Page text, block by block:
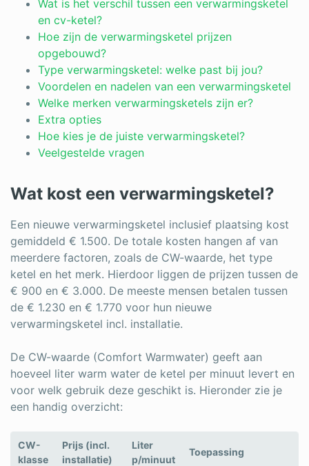
Wat is het verschil tussen een verwarmingsketel
en cv-ketel?
Hoe zijn de verwarmingsketel prijzen
opgebouwd?
Type verwarmingsketel: welke past bij jou?
Voordelen en nadelen van een verwarmingsketel
Welke merken verwarmingsketels zijn er?
Extra opties
Hoe kies je de juiste verwarmingsketel?
Veelgestelde vragen
Wat kost een verwarmingsketel?
Een nieuwe verwarmingsketel inclusief plaatsing kost
gemiddeld € 1.500. De totale kosten hangen af van
meerdere factoren, zoals de CW-waarde, het type
ketel en het merk. Hierdoor liggen de prijzen tussen de
€ 900 en € 3.000. De meeste mensen betalen tussen
de € 1.230 en € 1.770 voor hun nieuwe
verwarmingsketel incl. installatie.
De CW-waarde (Comfort Warmwater) geeft aan
hoeveel liter warm water de ketel per minuut levert en
voor welk gebruik deze geschikt is. Hieronder zie je
een handig overzicht:
CW-
klasse
Prijs (incl.
installatie)
Liter
p/minuut
Toepassing